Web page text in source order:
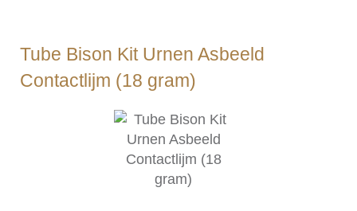
Tube Bison Kit Urnen Asbeeld
Contactlijm (18 gram)